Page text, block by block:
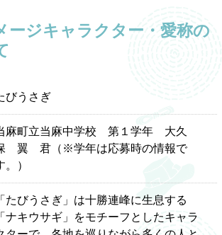
ージキャラクター・愛称の
びうさぎ
麻町立当麻中学校 第１学年 大久
翼 君（※学年は応募時の情報で
。）
「たびうさぎ」は十勝連峰に生息する
「ナキウサギ」をモチーフとしたキャラ